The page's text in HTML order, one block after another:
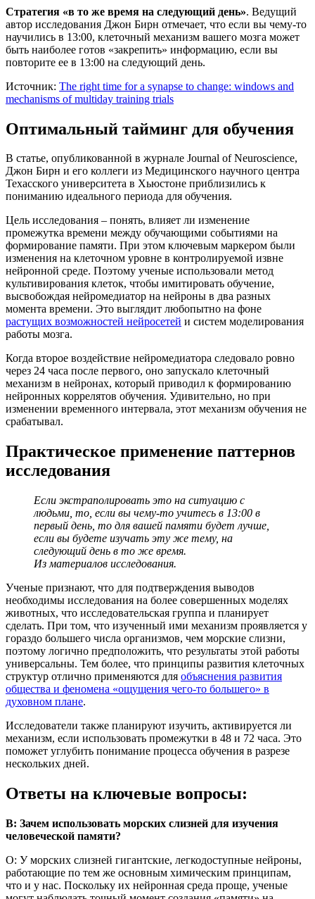
Стратегия «в то же время на следующий день». Ведущий
автор исследования Джон Бирн отмечает, что если вы чему-то
научились в 13:00, клеточный механизм вашего мозга может
быть наиболее готов «закрепить» информацию, если вы
повторите ее в 13:00 на следующий день.
Источник: The right time for a synapse to change: windows and
mechanisms of multiday training trials
Оптимальный тайминг для обучения
В статье, опубликованной в журнале Journal of Neuroscience,
Джон Бирн и его коллеги из Медицинского научного центра
Техасского университета в Хьюстоне приблизились к
пониманию идеального периода для обучения.
Цель исследования – понять, влияет ли изменение
промежутка времени между обучающими событиями на
формирование памяти. При этом ключевым маркером были
изменения на клеточном уровне в контролируемой извне
нейронной среде. Поэтому ученые использовали метод
культивирования клеток, чтобы имитировать обучение,
высвобождая нейромедиатор на нейроны в два разных
момента времени. Это выглядит любопытно на фоне
растущих возможностей нейросетей и систем моделирования
работы мозга.
Когда второе воздействие нейромедиатора следовало ровно
через 24 часа после первого, оно запускало клеточный
механизм в нейронах, который приводил к формированию
нейронных коррелятов обучения. Удивительно, но при
изменении временного интервала, этот механизм обучения не
срабатывал.
Практическое применение паттернов
исследования
Если экстраполировать это на ситуацию с
людьми, то, если вы чему-то учитесь в 13:00 в
первый день, то для вашей памяти будет лучше,
если вы будете изучать эту же тему, на
следующий день в то же время.
Из материалов исследования.
Ученые признают, что для подтверждения выводов
необходимы исследования на более совершенных моделях
животных, что исследовательская группа и планирует
сделать. При том, что изученный ими механизм проявляется у
гораздо большего числа организмов, чем морские слизни,
поэтому логично предположить, что результаты этой работы
универсальны. Тем более, что принципы развития клеточных
структур отлично применяются для объяснения развития
общества и феномена «ощущения чего-то большего» в
духовном плане.
Исследователи также планируют изучить, активируется ли
механизм, если использовать промежутки в 48 и 72 часа. Это
поможет углубить понимание процесса обучения в разрезе
нескольких дней.
Ответы на ключевые вопросы:
В: Зачем использовать морских слизней для изучения
человеческой памяти?
О: У морских слизней гигантские, легкодоступные нейроны,
работающие по тем же основным химическим принципам,
что и у нас. Поскольку их нейронная среда проще, ученые